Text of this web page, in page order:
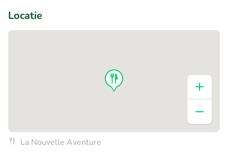
Locatie
La Nouvelle Aventure